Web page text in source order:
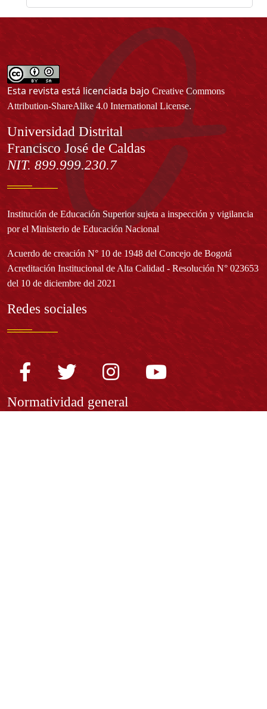
Esta revista está licenciada bajo Creative Commons
Attribution-ShareAlike 4.0 International License.
Información
Universidad Distrital
Francisco José de Caldas
NIT. 899.999.230.7
Institución de Educación Superior sujeta a inspección y vigilancia
por el Ministerio de Educación Nacional
Acuerdo de creación N° 10 de 1948 del Concejo de Bogotá
Acreditación Institucional de Alta Calidad - Resolución N° 023653
del 10 de diciembre del 2021
Redes sociales
Normatividad general